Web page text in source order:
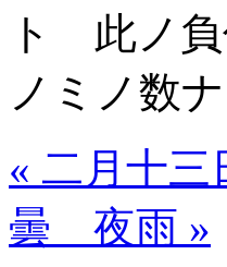
ト 此ノ負
ノミノ数
« 二月十
曇 夜雨 »